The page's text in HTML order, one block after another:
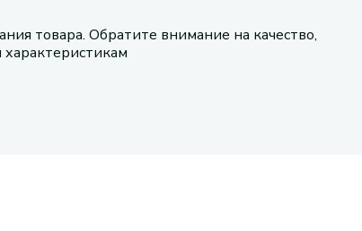
товара. Обратите внимание на качество,
характеристикам